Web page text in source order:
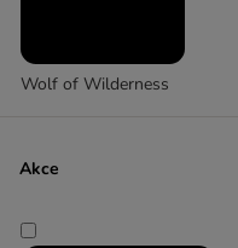
Wolf of Wilderness
Akce